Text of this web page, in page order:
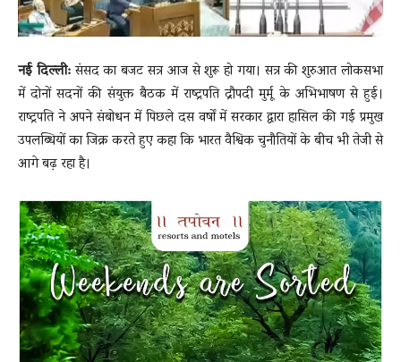
नई दिल्ली:संसद का बजट सत्र आज से शुरू हो गया। सत्र की शुरुआत लोकसभा
में दोनों सदनों की संयुक्त बैठक में राष्ट्रपति द्रौपदी मुर्मू के अभिभाषण से हुई।
राष्ट्रपति ने अपने संबोधन में पिछले दस वर्षों में सरकार द्वारा हासिल की गई प्रमुख
उपलब्धियों का जिक्र करते हुए कहा कि भारत वैश्विक चुनौतियों के बीच भी तेजी से
आगे बढ़ रहा है।